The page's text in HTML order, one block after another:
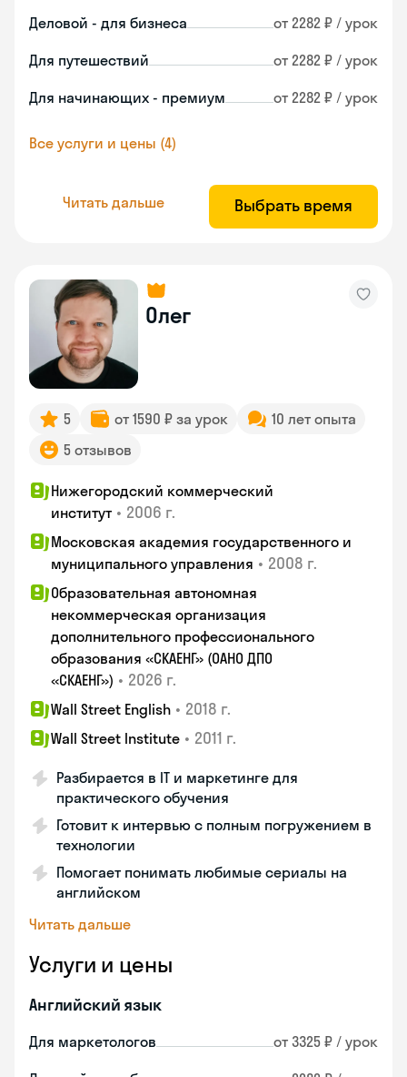
Деловой - для бизнеса от 2282 ₽ / урок
Для путешествий от 2282 ₽ / урок
Для начинающих - премиум от 2282 ₽ / урок
Все услуги и цены (4)
Читать дальше Выбрать время
Олег
5 от 1590 ₽ за урок
10 лет опыта
5 отзывов
Нижегородский коммерческий
институт • 2006 г.
Московская академия государственного и
муниципального управления • 2008 г.
Образовательная автономная
некоммерческая организация
дополнительного профессионального
образования «СКАЕНГ» (ОАНО ДПО
«СКАЕНГ») • 2026 г.
Wall Street English • 2018 г.
Wall Street Institute • 2011 г.
Разбирается в IT и маркетинге для
практического обучения
Готовит к интервью с полным погружением в
технологии
Помогает понимать любимые сериалы на
английском
Читать дальше
Услуги и цены
Английский язык
Для маркетологов от 3325 ₽ / урок